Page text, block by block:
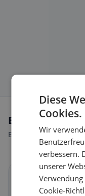
Entdecke
🌱
Diese
Cookies.
Wir
verbessern.
unserer
Cookie-